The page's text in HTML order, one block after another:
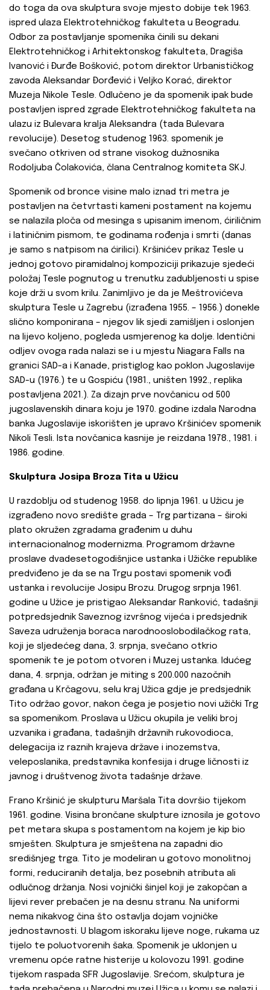
do toga da ova skulptura svoje mjesto dobije tek 1963.
ispred ulaza Elektrotehničkog fakulteta u Beogradu.
Odbor za postavljanje spomenika činili su dekani
Elektrotehničkog i Arhitektonskog fakulteta, Dragiša
Ivanović i Đurđe Bošković, potom direktor Urbanističkog
zavoda Aleksandar Đorđević i Veljko Korać, direktor
Muzeja Nikole Tesle. Odlučeno je da spomenik ipak bude
postavljen ispred zgrade Elektrotehničkog fakulteta na
ulazu iz Bulevara kralja Aleksandra (tada Bulevara
revolucije). Desetog studenog 1963. spomenik je
svečano otkriven od strane visokog dužnosnika
Rodoljuba Čolakovića, člana Centralnog komiteta SKJ.
Spomenik od bronce visine malo iznad tri metra je
postavljen na četvrtasti kameni postament na kojemu
se nalazila ploča od mesinga s upisanim imenom, ćiriličnim
i latiničnim pismom, te godinama rođenja i smrti (danas
je samo s natpisom na ćirilici). Kršinićev prikaz Tesle u
jednoj gotovo piramidalnoj kompoziciji prikazuje sjedeći
položaj Tesle pognutog u trenutku zadubljenosti u spise
koje drži u svom krilu. Zanimljivo je da je Meštrovićeva
skulptura Tesle u Zagrebu (izrađena 1955. – 1956.) donekle
slično komponirana – njegov lik sjedi zamišljen i oslonjen
na lijevo koljeno, pogleda usmjerenog ka dolje. Identični
odljev ovoga rada nalazi se i u mjestu Niagara Falls na
granici SAD-a i Kanade, pristiglog kao poklon Jugoslavije
SAD-u (1976.) te u Gospiću (1981., uništen 1992., replika
postavljena 2021.). Za dizajn prve novčanicu od 500
jugoslavenskih dinara koju je 1970. godine izdala Narodna
banka Jugoslavije iskorišten je upravo Kršinićev spomenik
Nikoli Tesli. Ista novčanica kasnije je reizdana 1978., 1981. i
1986. godine.
Skulptura Josipa Broza Tita u Užicu
U razdoblju od studenog 1958. do lipnja 1961. u Užicu je
izgrađeno novo središte grada – Trg partizana – široki
plato okružen zgradama građenim u duhu
internacionalnog modernizma. Programom državne
proslave dvadesetogodišnjice ustanka i Užičke republike
predviđeno je da se na Trgu postavi spomenik vođi
ustanka i revolucije Josipu Brozu. Drugog srpnja 1961.
godine u Užice je pristigao Aleksandar Ranković, tadašnji
potpredsjednik Saveznog izvršnog vijeća i predsjednik
Saveza udruženja boraca narodnooslobodilačkog rata,
koji je sljedećeg dana, 3. srpnja, svečano otkrio
spomenik te je potom otvoren i Muzej ustanka. Idućeg
dana, 4. srpnja, održan je miting s 200.000 nazočnih
građana u Krčagovu, selu kraj Užica gdje je predsjednik
Tito održao govor, nakon čega je posjetio novi užički Trg
sa spomenikom. Proslava u Užicu okupila je veliki broj
uzvanika i građana, tadašnjih državnih rukovodioca,
delegacija iz raznih krajeva države i inozemstva,
veleposlanika, predstavnika konfesija i druge ličnosti iz
javnog i društvenog života tadašnje države.
Frano Kršinić je skulpturu Maršala Tita dovršio tijekom
1961. godine. Visina brončane skulpture iznosila je gotovo
pet metara skupa s postamentom na kojem je kip bio
smješten. Skulptura je smještena na zapadni dio
središnjeg trga. Tito je modeliran u gotovo monolitnoj
formi, reduciranih detalja, bez posebnih atributa ali
odlučnog držanja. Nosi vojnički šinjel koji je zakopčan a
lijevi rever prebačen je na desnu stranu. Na uniformi
nema nikakvog čina što ostavlja dojam vojničke
jednostavnosti. U blagom iskoraku lijeve noge, rukama uz
tijelo te poluotvorenih šaka. Spomenik je uklonjen u
vremenu opće ratne histerije u kolovozu 1991. godine
tijekom raspada SFR Jugoslavije. Srećom, skulptura je